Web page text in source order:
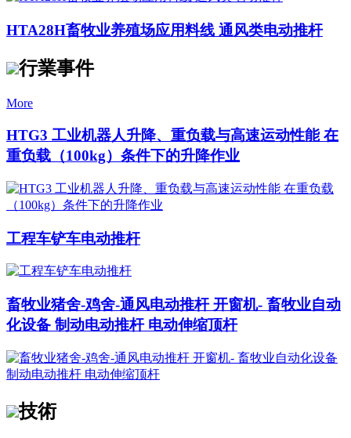
HTA28H畜牧业养殖场应用料线 通风类电动推杆
行業事件
More
HTG3 工业机器人升降、重负载与高速运动性能 在
重负载（100kg）条件下的升降作业
工程车铲车电动推杆
畜牧业猪舍-鸡舍-通风电动推杆 开窗机- 畜牧业自动
化设备 制动电动推杆 电动伸缩顶杆
技術